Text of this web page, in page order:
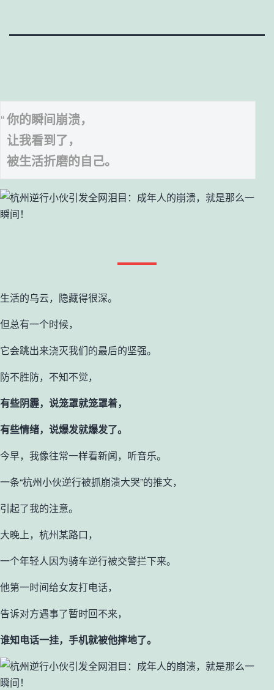
你的瞬间崩溃，
让我看到了，
被生活折磨的自己。
生活的乌云，隐藏得很深。
但总有一个时候，
它会跳出来浇灭我们的最后的坚强。
防不胜防，不知不觉，
有些阴霾，说笼罩就笼罩着，
有些情绪，说爆发就爆发了。
今早，我像往常一样看新闻，听音乐。
一条“杭州小伙逆行被抓崩溃大哭”的推文，
引起了我的注意。
大晚上，杭州某路口，
一个年轻人因为骑车逆行被交警拦下来。
他第一时间给女友打电话，
告诉对方遇事了暂时回不来，
谁知电话一挂，手机就被他摔地了。